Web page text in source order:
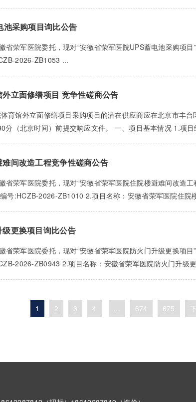
采购项目询比公告
省荣军医院委托，现对“安徽省荣军医院UPS蓄电池采购项
2026-ZB1053 ...
立面修缮项目 竞争性磋商公告
育馆外立面修缮项目采购项目的潜在供应商应在北京市丰
分（北京时间）前提交响应文件。 一、项目基本情况 1.项
间改造工程竞争性磋商公告
省荣军医院委托，现对“安徽省荣军医院住院楼避难间改造
号:HCZB-2026-ZB1010 2.项目名称：安徽省荣军医院住院
更换项目询比公告
省荣军医院委托，现对“安徽省荣军医院防火门升级更换项
2026-ZB0943 2.项目名称：安徽省荣军医院防火门升级
1 2 3 4 ... 674 675